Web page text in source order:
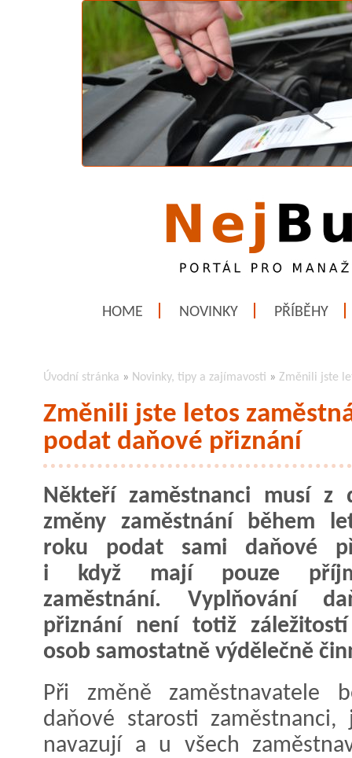
HOME NOVINKY PŘÍBĚHY
Úvodní stránka » Novinky, tipy a zajímavosti » Změnili jste
Změnili jste letos
podat daňové přiznání
Někteří zaměstnanci musí z
změny zaměstnání během
roku podat sami daňové
i když mají pouze
zaměstnání. Vyplňování
přiznání není totiž
osob samostatně výdělečně
Při změně zaměstnavatele
daňové starosti
navazují a u všech